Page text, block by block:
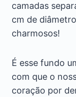
camadas
cm de
charmosos!
É esse fundo
com que o
coração por